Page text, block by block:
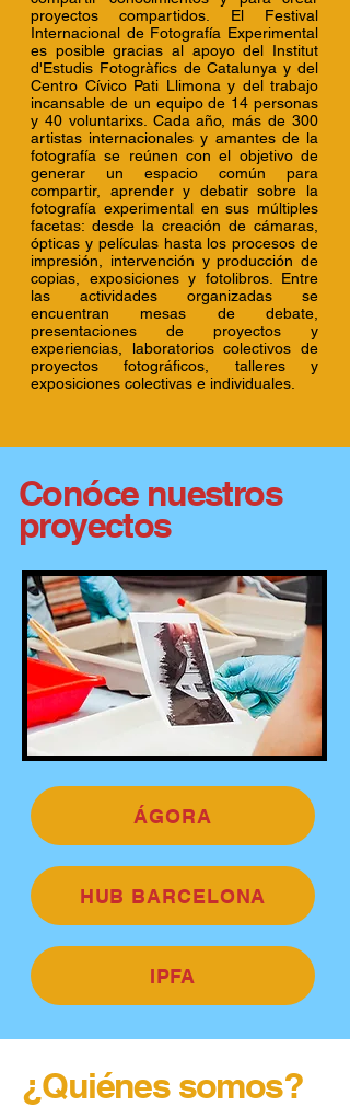
proyectos compartidos. El Festival
Internacional de Fotografía Experimental
es posible gracias al apoyo del Institut
d'Estudis Fotogràfics de Catalunya y del
Centro Cívico Pati Llimona y del trabajo
incansable de un equipo de 14 personas
y 40 voluntarixs. Cada año, más de 300
artistas internacionales y amantes de la
fotografía se reúnen con el objetivo de
generar un espacio común para
compartir, aprender y debatir sobre la
fotografía experimental en sus múltiples
facetas: desde la creación de cámaras,
ópticas y películas hasta los procesos de
impresión, intervención y producción de
copias, exposiciones y fotolibros. Entre
las actividades organizadas se
encuentran mesas de debate,
presentaciones de proyectos y
experiencias, laboratorios colectivos de
proyectos fotográficos, talleres y
exposiciones colectivas e individuales.
Conóce nuestros
proyectos
ÁGORA
HUB BARCELONA
IPFA
¿Quiénes somos?